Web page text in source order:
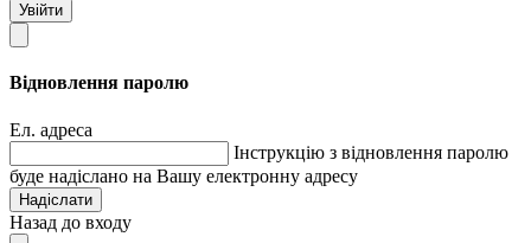
Увійти
Відновлення паролю
Ел. адреса
Інструкцію з відновлення паролю
буде надіслано на Вашу електронну адресу
Надіслати
Назад до входу